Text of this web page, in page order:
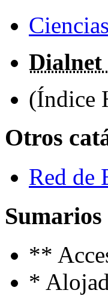
Dialnet
(Índice
Otros
Red de
**
*